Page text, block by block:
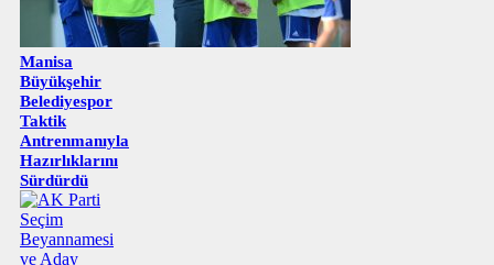
Manisa
Büyükşehir
Belediyespor
Taktik
Antrenmanıyla
Hazırlıklarını
Sürdürdü